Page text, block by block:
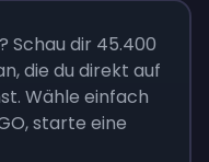
Schau dir 45.400
die du direkt auf
Wähle einfach
starte eine